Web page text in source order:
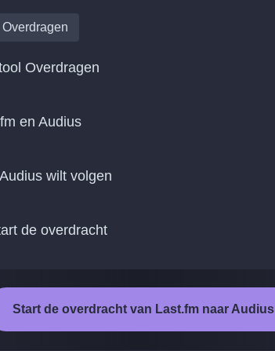
Overdragen
Overdragen
en Audius
wilt volgen
de overdracht
Start de overdracht van Last.fm naar Audius